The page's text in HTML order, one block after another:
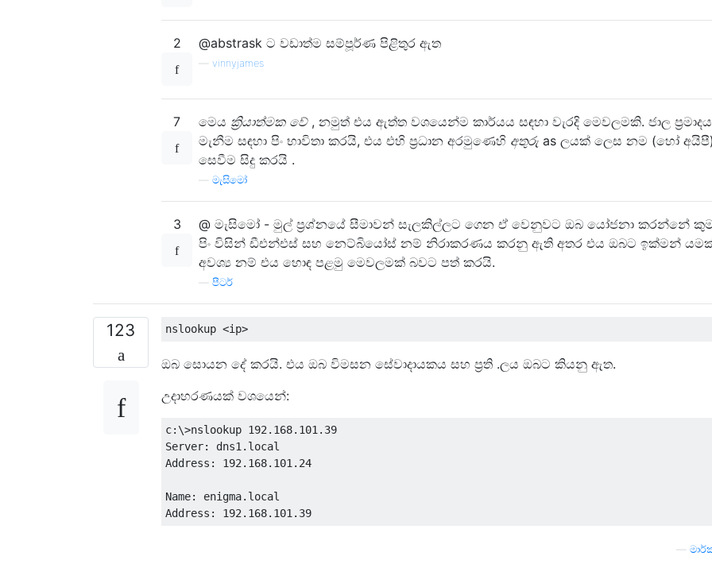
2 @abstrask ට වඩාත්ම සම්පූර්ණ පිළිතුර ඇත
vinnyjames
7 මෙය ක්‍රියාත්මක වේ, නමුත් එය ඇත්ත වශයෙන්ම කාර්යය සඳහා වැරදි මෙවලමකි. ජාල ප්‍රමාදය
මැනීම සඳහා පිං භාවිතා කරයි, එය එහි ප්‍රධාන අරමුණෙහි අතුරු as ලයක් ලෙස නම (හෝ අයිපී)
සෙවීම සිදු කරයි .
මැසිමෝ
3
@ මැසිමෝ - මුල් ප්‍රශ්නයේ සීමාවන් සැලකිල්ලට ගෙන ඒ වෙනුවට ඔබ යෝජනා කරන්නේ
පිං විසින් ඩීඑන්එස් සහ නෙට්බියෝස් නම් නිරාකරණය කරනු ඇති අතර එය ඔබට ඉක්මන්
අවශ්‍ය නම් එය හොඳ පළමු මෙවලමක් බවට පත් කරයි.
පීටර්
123
ඔබ සොයන දේ කරයි. එය ඔබ විමසන සේවාදායකය සහ ප්‍රති .ලය ඔබට කියනු ඇත.
උදාහරණයක් වශයෙන්:
c:\>nslookup 192.168.101.39
Server: dns1.local
Address: 192.168.101.24
Name: enigma.local